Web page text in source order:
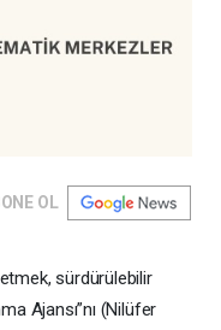
OL
sürdürülebilir
Ajansı”nı (Nilüfer